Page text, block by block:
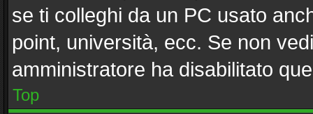
se ti colleghi da un PC usato
point, università, ecc. Se non
amministratore ha disabilitato
Top